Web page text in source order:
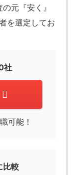
元『安く』
を選定してお
社
可能！
比較